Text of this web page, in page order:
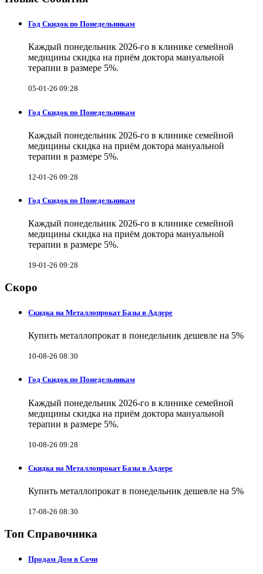
Год Скидок по Понедельникам
Каждый понедельник 2026-го в клинике семейной
медицины скидка на приём доктора мануальной
терапии в размере 5%.
05-01-26 09:28
Год Скидок по Понедельникам
Каждый понедельник 2026-го в клинике семейной
медицины скидка на приём доктора мануальной
терапии в размере 5%.
12-01-26 09:28
Год Скидок по Понедельникам
Каждый понедельник 2026-го в клинике семейной
медицины скидка на приём доктора мануальной
терапии в размере 5%.
19-01-26 09:28
Скоро
Скидка на Металлопрокат Базы в Адлере
Купить металлопрокат в понедельник дешевле на 5%
10-08-26 08:30
Год Скидок по Понедельникам
Каждый понедельник 2026-го в клинике семейной
медицины скидка на приём доктора мануальной
терапии в размере 5%.
10-08-26 09:28
Скидка на Металлопрокат Базы в Адлере
Купить металлопрокат в понедельник дешевле на 5%
17-08-26 08:30
Топ Справочника
Продам Дом в Сочи